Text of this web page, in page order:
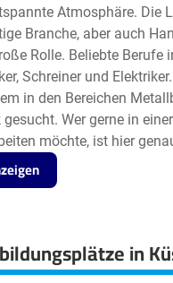
Atmosphäre. Die
Branche, aber auch
Rolle. Beliebte Berufe
Schreiner und
in den Bereichen
Wer gerne in
möchte, ist hier
in